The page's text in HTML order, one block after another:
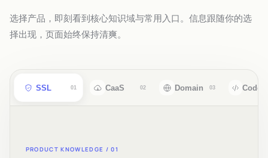
选择产品，即刻看到核心知识域与常用入口。信息跟随你的选
择出现，页面始终保持清爽。
SSL 01 CaaS 02 Domain 03
PRODUCT KNOWLEDGE /01